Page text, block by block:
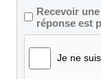
Recevoir
réponse est
Je ne